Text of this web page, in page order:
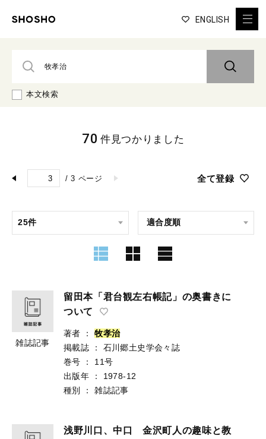
ENGLISH
本文検索
/ 3 ページ 全て登録
70 件見つかりました
雑誌記事
留田本「君台観左右帳記」の奥書きに
ついて
著者 ： 牧孝治
掲載誌
：
石川郷土史学会々誌
巻号
：
11号
出版年
：
1978-12
種別
： 雑誌記事
浅野川口、中口 金沢町人の趣味と教